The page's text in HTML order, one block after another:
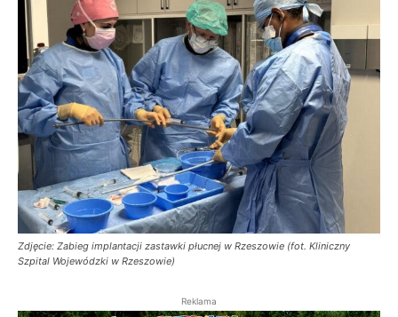
Zdjęcie: Zabieg implantacji zastawki płucnej w Rzeszowie (fot. Kliniczny
Szpital Wojewódzki w Rzeszowie)
Reklama